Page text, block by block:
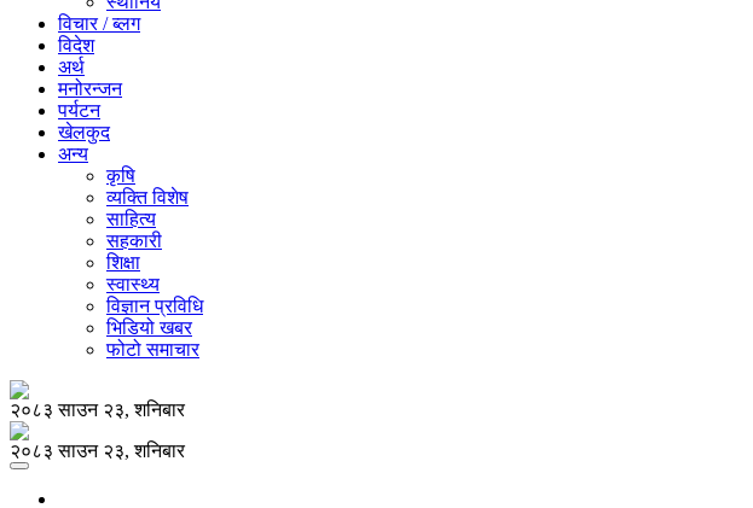
विचार / ब्लग
विदेश
अर्थ
मनोरन्जन
पर्यटन
खेलकुद
अन्य
कृषि
व्यक्ति विशेष
साहित्य
सहकारी
शिक्षा
स्वास्थ्य
विज्ञान प्रविधि
भिडियो खबर
फोटो समाचार
२०८३ साउन २३, शनिबार
२०८३ साउन २३, शनिबार